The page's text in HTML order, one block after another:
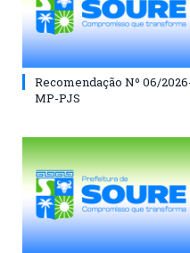
Recomendação Nº 06/
MP-PJS